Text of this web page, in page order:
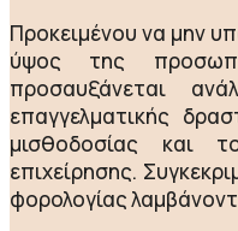
Προκειμένου να μην
ύψος της
προσαυξάνεται
επαγγελματικής
μισθοδοσίας και
επιχείρησης.
φορολογίας